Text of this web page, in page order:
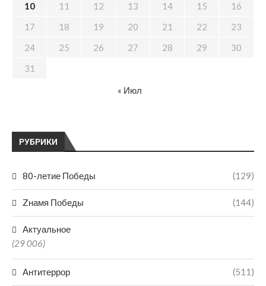
РУБРИКИ
80-летие Победы (129)
Zнамя Победы (144)
Актуальное
(29 006)
Антитеррор (511)
10
11 12 13 14 15
16
17
18 19 20 21 22
23
24
25 26 27 28 29
30
31
« Июл